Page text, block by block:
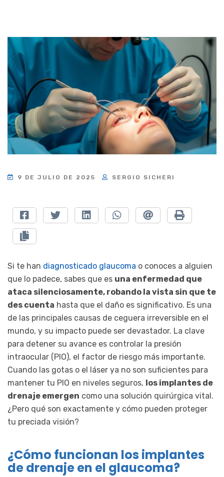
9 DE JULIO DE 2025 SERGIO SICHERI
Si te han diagnosticado glaucoma o conoces a alguien
que lo padece, sabes que es una enfermedad que
ataca silenciosamente, robando la vista sin que te
des cuenta hasta que el daño es significativo. Es una
de las principales causas de ceguera irreversible en el
mundo, y su impacto puede ser devastador. La clave
para detener su avance es controlar la presión
intraocular (PIO), el factor de riesgo más importante.
Cuando las gotas o el láser ya no son suficientes para
mantener tu PIO en niveles seguros, los implantes de
drenaje emergen como una solución quirúrgica vital.
¿Pero qué son exactamente y cómo pueden proteger
tu preciada visión?
¿Cómo funcionan los implantes
de drenaje en el glaucoma?